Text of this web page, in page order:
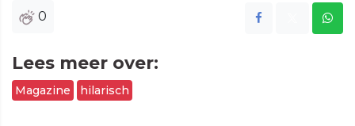
0
Lees meer over:
Magazine hilarisch